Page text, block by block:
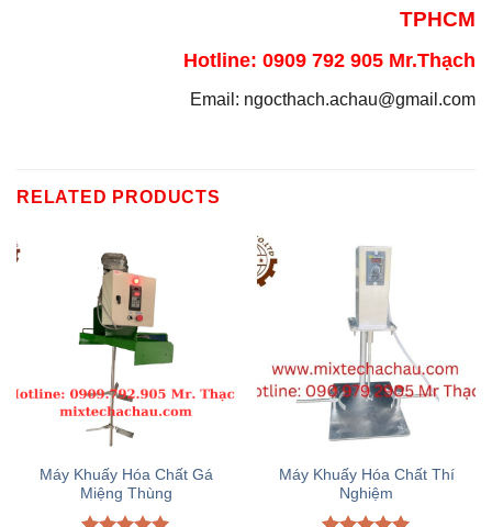
TPHCM
Hotline: 0909 792 905 Mr.Thạch
Email: ngocthach.achau@gmail.com
RELATED PRODUCTS
Máy Khuấy Hóa Chất Gá
Miệng Thùng
Máy Khuấy Hóa Chất Thí
Nghiệm